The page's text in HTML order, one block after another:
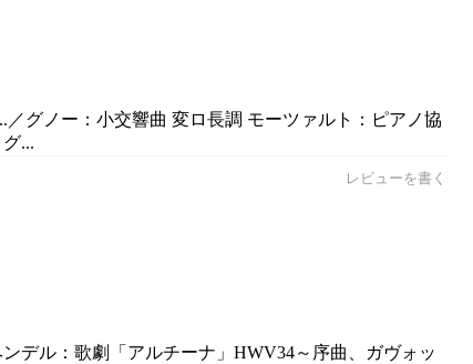
グノー：小交響曲 変ロ長調 モーツァルト：ピアノ協
...
レビューを書く
デル：歌劇「アルチーナ」HWV34～序曲、ガヴォッ